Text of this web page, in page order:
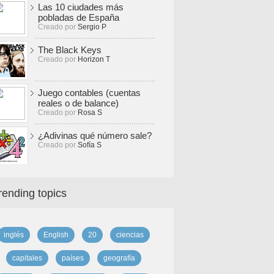
Las 10 ciudades más
pobladas de España
Creado por Sergio P
The Black Keys
Creado por Horizon T
Juego contables (cuentas
reales o de balance)
Creado por Rosa S
¿Adivinas qué número sale?
Creado por Sofía S
topics
inglés English 20 ciencias
capitales países geografía